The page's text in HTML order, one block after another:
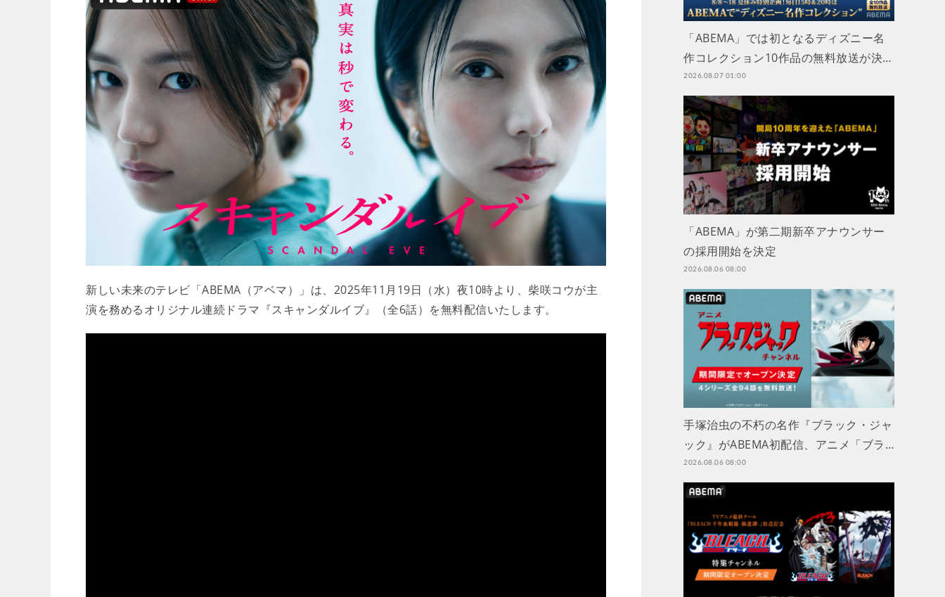
新しい未来のテレビ「ABEMA（アベマ）」は、2025年11月19日（水）夜10時より、柴咲コウが主
演を務めるオリジナル連続ドラマ『スキャンダルイブ』（全6話）を無料配信いたします。
「ABEMA」では初となるディズニー名
作コレクション10作品の無料放送が決…
2026.08.07 01:00
「ABEMA」が第二期新卒アナウンサー
の採用開始を決定
2026.08.06 08:00
手塚治虫の不朽の名作『ブラック・ジャ
ック』がABEMA初配信、アニメ「ブラ…
2026.08.06 08:00